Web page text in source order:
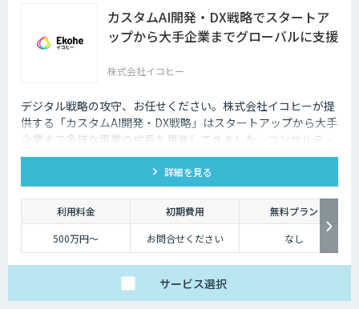
カスタムAI開発・DX戦略でスタートア
ップから大手企業までグローバルに支援
株式会社イコヒー
デジタル戦略の攻守、お任せください。株式会社イコヒーが提
供する「カスタムAI開発・DX戦略」はスタートアップから大手
企業まで多様な事業の成長を推進してきました。コンサルティ
ングから開発、データ基盤構築まで、ワンストップで支援しま
詳細を見る
利用料金 初期費用
無料プラン
500万円〜
お問合せください なし
サービス選択